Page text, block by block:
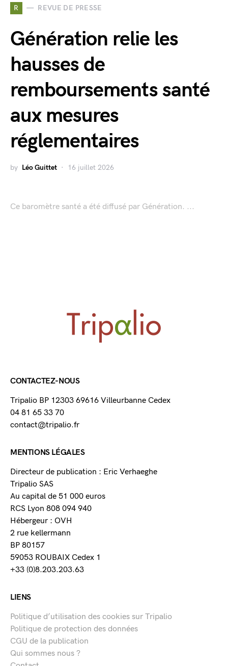
R REVUE DE PRESSE
Génération relie les
hausses de
remboursements santé
aux mesures
réglementaires
by Léo Guittet 16 juillet 2026
Ce baromètre santé a été diffusé par Génération. ...
CONTACTEZ-NOUS
Tripalio BP 12303 69616 Villeurbanne Cedex
04 81 65 33 70
contact@tripalio.fr
MENTIONS LÉGALES
Directeur de publication : Eric Verhaeghe
Tripalio SAS
Au capital de 51 000 euros
RCS Lyon 808 094 940
Hébergeur : OVH
2 rue kellermann
BP 80157
59053 ROUBAIX Cedex 1
+33 (0)8.203.203.63
LIENS
Politique d’utilisation des cookies sur Tripalio
Politique de protection des données
CGU de la publication
Qui sommes nous ?